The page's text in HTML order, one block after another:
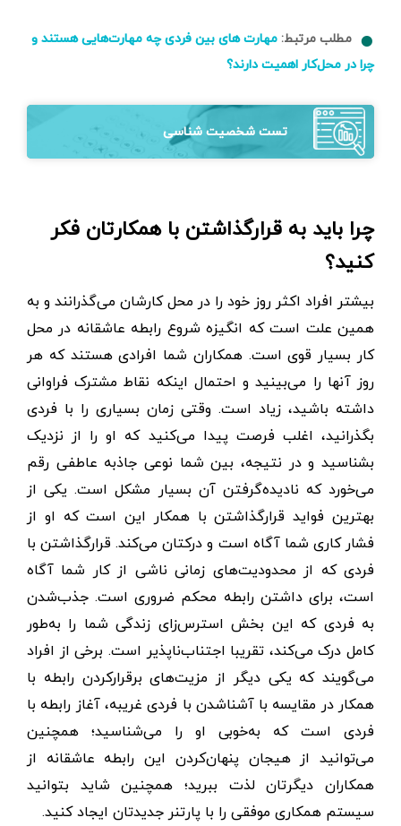
مطلب مرتبط: مهارت های بین فردی چه مهارت‌هایی هستند و
چرا در محل‌کار اهمیت دارند؟
تست شخصیت شناسی
چرا باید به قرار‌گذاشتن با همکارتان فکر
کنید؟
بیشتر افراد اکثر روز خود را در محل کارشان می‌گذرانند و به
همین علت است که انگیزه شروع رابطه عاشقانه در محل
کار بسیار قوی است. همکاران شما افرادی هستند که هر
روز آنها را می‌بینید و احتمال اینکه نقاط مشترک فراوانی
داشته باشید، زیاد است. وقتی زمان بسیاری را با فردی
بگذرانید، اغلب فرصت پیدا می‌کنید که او را از نزدیک
بشناسید و در نتیجه، بین شما نوعی جاذبه عاطفی رقم
می‌خورد که نادیده‌گرفتن آن بسیار مشکل است. یکی از
بهترین فواید قرار‌گذاشتن با همکار این است که او از
فشار کاری شما آگاه است و درکتان می‌کند. قرار‌گذاشتن با
فردی که از محدودیت‌های زمانی ناشی از کار شما آگاه
است، برای داشتن رابطه‌ محکم ضروری است. جذب‌شدن
به فردی که این بخش استرس‌زای زندگی شما را به‌طور
کامل درک می‌کند، تقریبا اجتناب‌ناپذیر است. برخی از افراد
می‌گویند که یکی دیگر از مزیت‌های برقرار‌کردن رابطه با
همکار در مقایسه با آشنا‌شدن با فردی غریبه، آغاز رابطه با
فردی است که به‌خوبی او را می‌شناسید؛ همچنین
می‌توانید از هیجان پنهان‌کردن این رابطه عاشقانه از
همکاران دیگرتان لذت ببرید؛ همچنین شاید بتوانید
سیستم همکاری موفقی را با پارتنر جدیدتان ایجاد کنید.